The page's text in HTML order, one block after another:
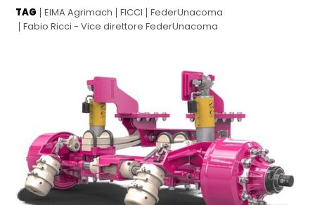
TAG EIMA Agrimach FICCI
FederUnacoma
Fabio Ricci - Vice direttore FederUnacoma